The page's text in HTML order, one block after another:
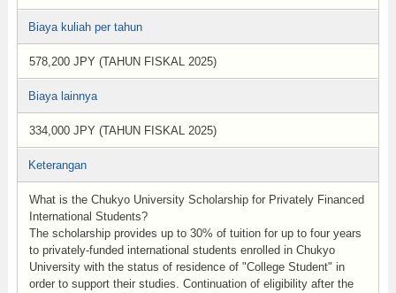
Biaya kuliah per tahun
578,200 JPY (TAHUN FISKAL 2025)
Biaya lainnya
334,000 JPY (TAHUN FISKAL 2025)
Keterangan
What is the Chukyo University Scholarship for Privately Financed
International Students?
The scholarship provides up to 30% of tuition for up to four years
to privately-funded international students enrolled in Chukyo
University with the status of residence of "College Student" in
order to support their studies. Continuation of eligibility after the